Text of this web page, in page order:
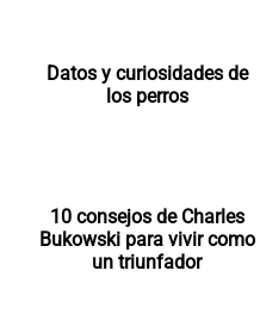
Datos y curiosidades de
los perros
10 consejos de Charles
Bukowski para vivir como
un triunfador